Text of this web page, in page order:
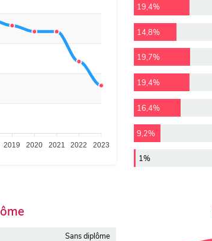
2019 2020 2021 2022 2023
19,4%
14,8%
19,7%
19,4%
16,4%
9,2%
1%
Sans diplôme